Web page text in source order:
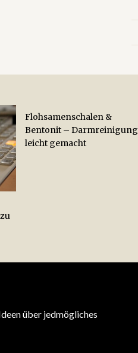
Flohsamenschalen &
Bentonit – Darmreinigung
leicht gemacht
über jedmögliches